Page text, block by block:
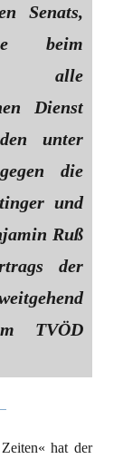
Senats,
beim
alle
Dienst
unter
die
und
Ruß
der
TVÖD
hat der